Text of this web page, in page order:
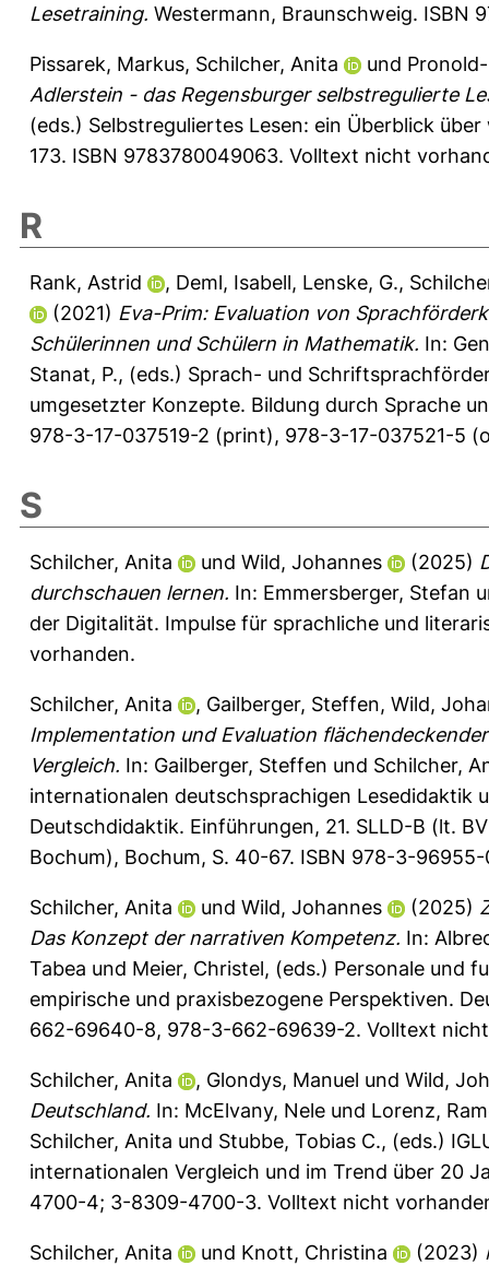
Lesetraining. Westermann, Braunschweig. ISBN
Pissarek, Markus, Schilcher, Anita und
Adlerstein - das Regensburger selbstregulierte
(eds.) Selbstreguliertes Lesen: ein Überblick
173. ISBN 9783780049063. Volltext nicht
R
Rank, Astrid , Deml, Isabell, Lenske, G.,
(2021) Eva-Prim: Evaluation von
Schülerinnen und Schülern in Mathematik. In:
Stanat, P., (eds.) Sprach- und
umgesetzter Konzepte. Bildung durch Sprache
978-3-17-037519-2 (print), 978-3-17-037521-5
S
Schilcher, Anita und Wild, Johannes (2025)
durchschauen lernen. In: Emmersberger, Stefan
der Digitalität. Impulse für sprachliche und
vorhanden.
Schilcher, Anita , Gailberger, Steffen, Wild,
Implementation und Evaluation
Vergleich. In: Gailberger, Steffen und Schilcher,
internationalen deutschsprachigen Lesedidaktik
Deutschdidaktik. Einführungen, 21. SLLD-B (lt.
Bochum), Bochum, S. 40-67. ISBN 978-3-
Schilcher, Anita und Wild, Johannes (2025)
Das Konzept der narrativen Kompetenz. In:
Tabea und Meier, Christel, (eds.) Personale und
empirische und praxisbezogene Perspektiven.
662-69640-8, 978-3-662-69639-2. Volltext
Schilcher, Anita , Glondys, Manuel und Wild,
Deutschland. In: McElvany, Nele und Lorenz,
Schilcher, Anita und Stubbe, Tobias C., (eds.)
internationalen Vergleich und im Trend über 20
4700-4; 3-8309-4700-3. Volltext nicht
Schilcher, Anita und Knott, Christina (2023)